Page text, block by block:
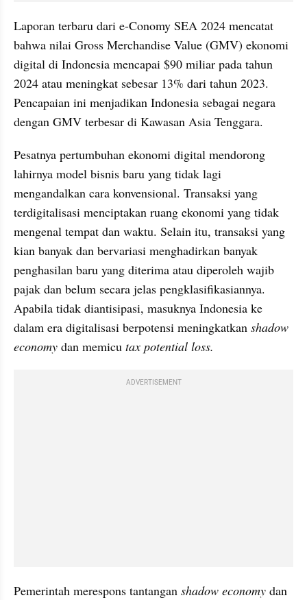
Laporan terbaru dari e-Conomy SEA 2024 mencatat
bahwa nilai Gross Merchandise Value (GMV) ekonomi
digital di Indonesia mencapai $90 miliar pada tahun
2024 atau meningkat sebesar 13% dari tahun 2023.
Pencapaian ini menjadikan Indonesia sebagai negara
dengan GMV terbesar di Kawasan Asia Tenggara.
Pesatnya pertumbuhan ekonomi digital mendorong
lahirnya model bisnis baru yang tidak lagi
mengandalkan cara konvensional. Transaksi yang
terdigitalisasi menciptakan ruang ekonomi yang tidak
mengenal tempat dan waktu. Selain itu, transaksi yang
kian banyak dan bervariasi menghadirkan banyak
penghasilan baru yang diterima atau diperoleh wajib
pajak dan belum secara jelas pengklasifikasiannya.
Apabila tidak diantisipasi, masuknya Indonesia ke
dalam era digitalisasi berpotensi meningkatkan shadow
economy dan memicu tax potential loss.
ADVERTISEMENT
Pemerintah merespons tantangan shadow economy